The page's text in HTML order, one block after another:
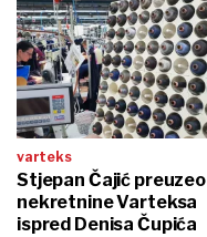
varteks
Stjepan Čajić preuzeo
nekretnine Varteksa
ispred Denisa Čupića